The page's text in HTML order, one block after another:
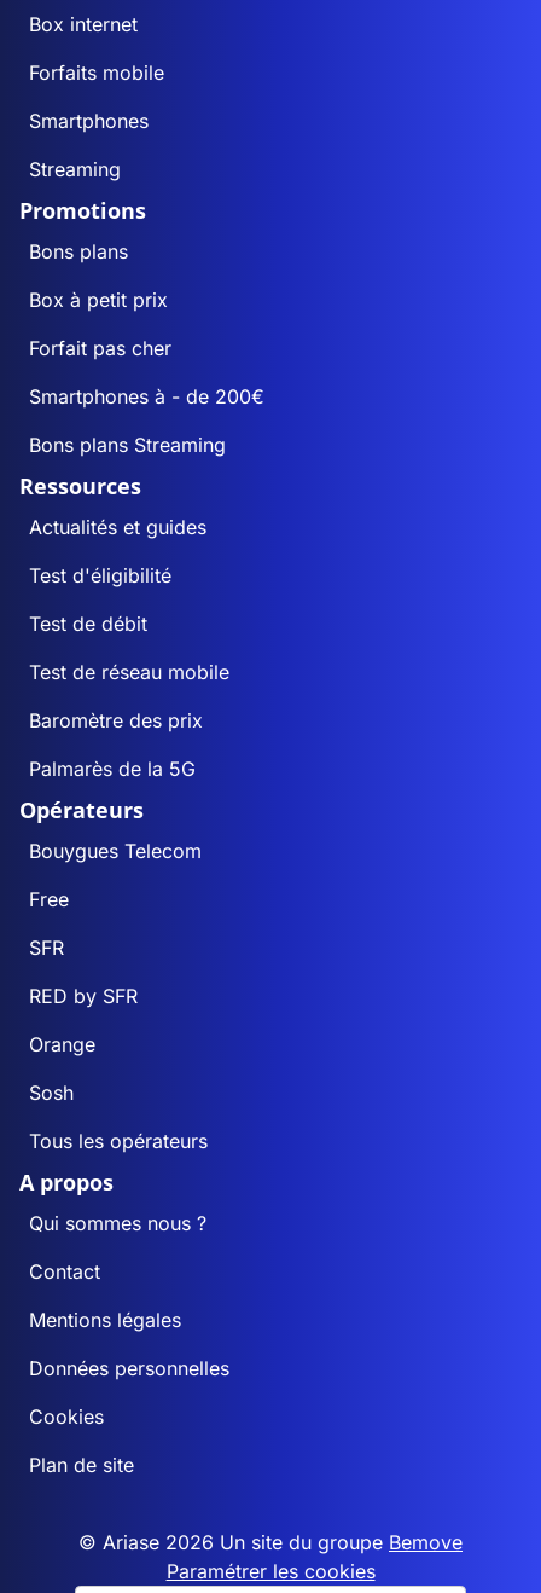
Box internet
Forfaits mobile
Smartphones
Streaming
Promotions
Bons plans
Box à petit prix
Forfait pas cher
Smartphones à - de 200€
Bons plans Streaming
Ressources
Actualités et guides
Test d'éligibilité
Test de débit
Test de réseau mobile
Baromètre des prix
Palmarès de la 5G
Opérateurs
Bouygues Telecom
Free
SFR
RED by SFR
Orange
Sosh
Tous les opérateurs
A propos
Qui sommes nous ?
Contact
Mentions légales
Données personnelles
Cookies
Plan de site
© Ariase 2026 Un site du groupe Bemove
Paramétrer les cookies